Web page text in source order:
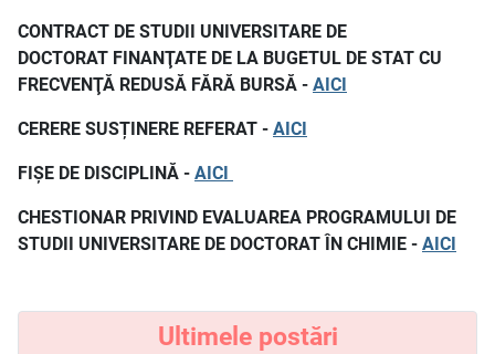
CONTRACT DE STUDII UNIVERSITARE DE
DOCTORAT FINANŢATE DE LA BUGETUL DE STAT CU
FRECVENŢĂ REDUSĂ FĂRĂ BURSĂ - AICI
CERERE SUSȚINERE REFERAT - AICI
FIȘE DE DISCIPLINĂ - AICI
CHESTIONAR PRIVIND EVALUAREA PROGRAMULUI DE
STUDII UNIVERSITARE DE DOCTORAT ÎN CHIMIE - AICI
Ultimele postări